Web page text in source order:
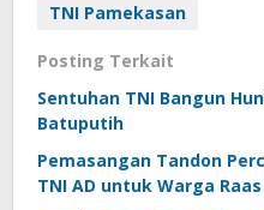
TNI Pamekasan
Posting Terkait
Sentuhan TNI Bangun
Batuputih
Pemasangan Tandon
TNI AD untuk Warga Raas